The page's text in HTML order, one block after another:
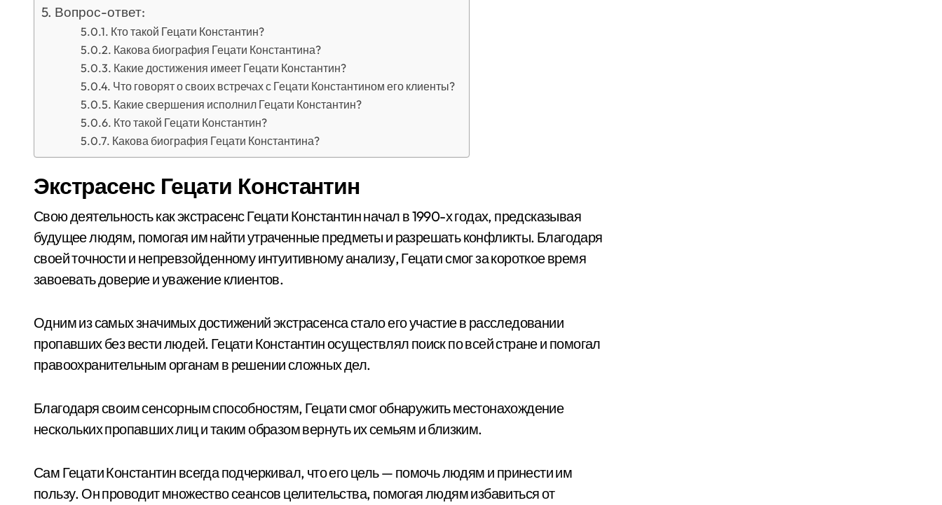
Вопрос-ответ:
Кто такой Гецати Константин?
Какова биография Гецати Константина?
Какие достижения имеет Гецати Константин?
Что говорят о своих встречах с Гецати Константином его клиенты?
Какие свершения исполнил Гецати Константин?
Кто такой Гецати Константин?
Какова биография Гецати Константина?
Экстрасенс Гецати Константин
Свою деятельность как экстрасенс Гецати Константин начал в 1990-х годах, предсказывая
будущее людям, помогая им найти утраченные предметы и разрешать конфликты. Благодаря
своей точности и непревзойденному интуитивному анализу, Гецати смог за короткое время
завоевать доверие и уважение клиентов.
Одним из самых значимых достижений экстрасенса стало его участие в расследовании
пропавших без вести людей. Гецати Константин осуществлял поиск по всей стране и помогал
правоохранительным органам в решении сложных дел.
Благодаря своим сенсорным способностям, Гецати смог обнаружить местонахождение
нескольких пропавших лиц и таким образом вернуть их семьям и близким.
Сам Гецати Константин всегда подчеркивал, что его цель — помочь людям и принести им
пользу. Он проводит множество сеансов целительства, помогая людям избавиться от